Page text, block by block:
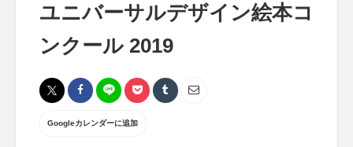
ユニバーサルデザイン絵本コ
ンクール 2019
Googleカレンダーに追加